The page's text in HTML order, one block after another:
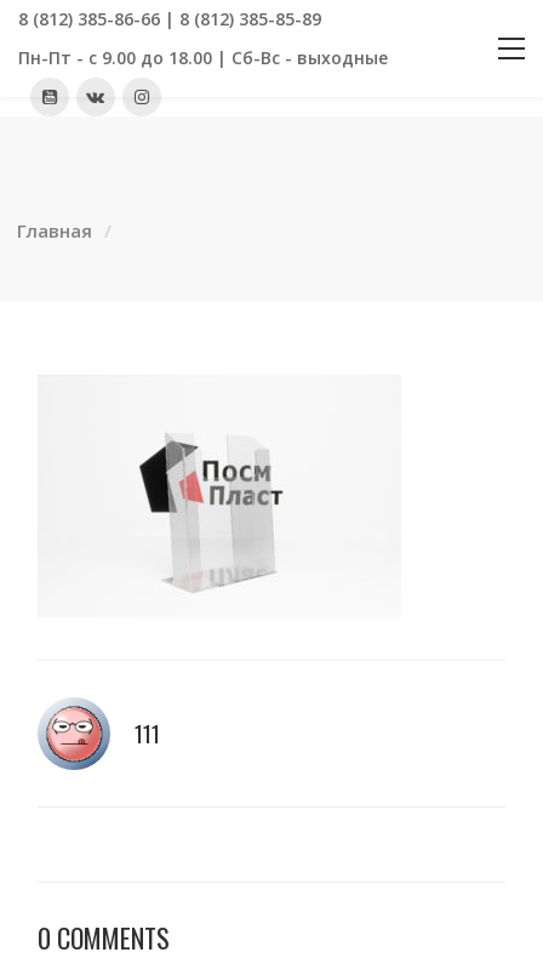
8 (812) 385-86-66 | 8 (812) 385-85-89
Пн-Пт - с 9.00 до 18.00 | Сб-Вс - выходные
Главная
111
0 COMMENTS